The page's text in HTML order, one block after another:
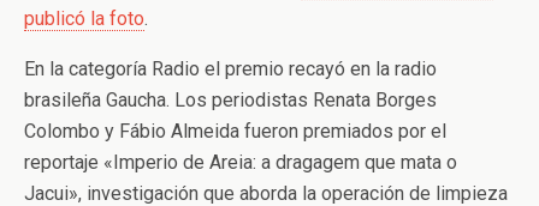
publicó la foto.
En la categoría Radio el premio recayó en la radio
brasileña Gaucha. Los periodistas Renata Borges
Colombo y Fábio Almeida fueron premiados por el
reportaje «Imperio de Areia: a dragagem que mata o
Jacui», investigación que aborda la operación de limpieza